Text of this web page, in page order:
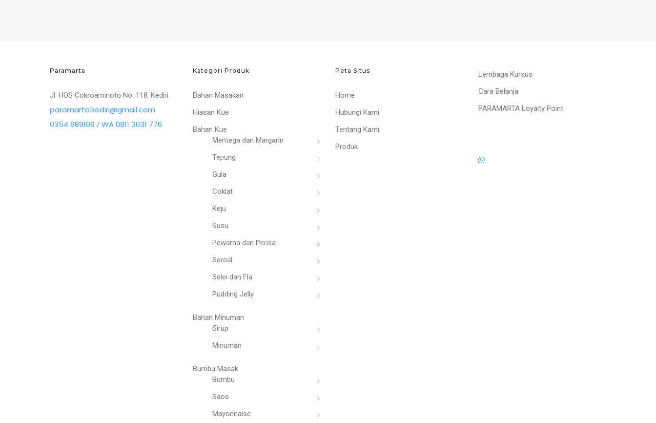
Paramarta
Jl. HOS Cokroaminoto No. 118, Kediri.
paramarta.kediri@gmail.com
0354 689106 / WA 0811 3031 776
Kategori Produk
Bahan Masakan
Hiasan Kue
Bahan Kue
Mentega dan Margarin
Tepung
Gula
Coklat
Keju
Susu
Pewarna dan Perisa
Sereal
Selei dan Fla
Pudding Jelly
Bahan Minuman
Sirup
Minuman
Bumbu Masak
Bumbu
Saos
Mayonnaise
Peta Situs
Home
Hubungi Kami
Tentang Kami
Produk
Lembaga Kursus
Cara Belanja
PARAMARTA Loyalty Point